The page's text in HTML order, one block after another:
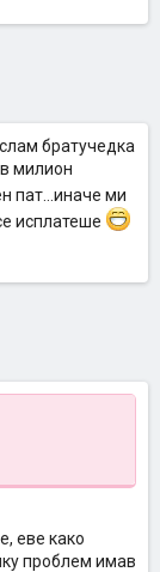
братучедка
милион
пат...иначе ми
исплатеше
еве како
проблем имав